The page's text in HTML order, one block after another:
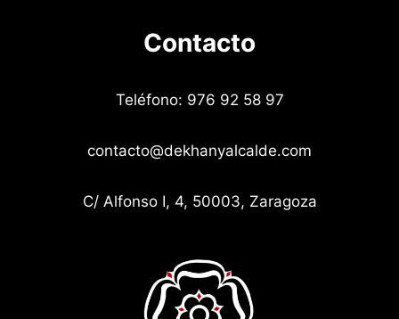
Contacto
Teléfono: 976 92 58 97
contacto@dekhanyalcalde.com
C/ Alfonso I, 4, 50003, Zaragoza